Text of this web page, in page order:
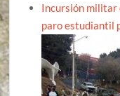
Incursión militar
paro estudiantil